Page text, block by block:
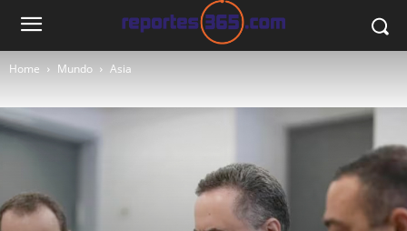
Home Mundo Asia